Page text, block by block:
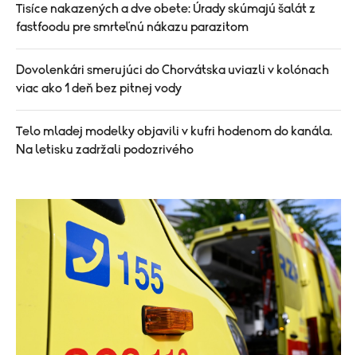
Tisíce nakazených a dve obete: Úrady skúmajú šalát z
fastfoodu pre smrteľnú nákazu parazitom
Dovolenkári smerujúci do Chorvátska uviazli v kolónach
viac ako 1 deň bez pitnej vody
Telo mladej modelky objavili v kufri hodenom do kanála.
Na letisku zadržali podozrivého